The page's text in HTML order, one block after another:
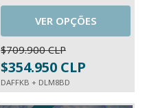
VER OPÇÕES
$709.900 CLP
$354.950 CLP
DAFFKB + DLM8BD